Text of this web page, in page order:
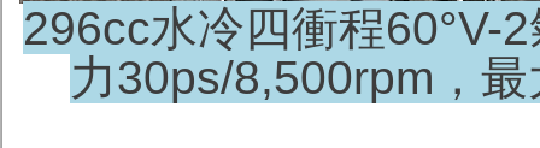
296cc水冷四衝程60°V-
力30ps/8,500rpm，